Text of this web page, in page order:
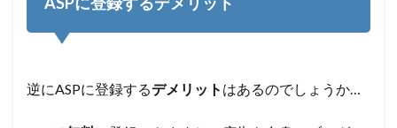
逆にASPに登録するデメリット はあるのでしょうか…